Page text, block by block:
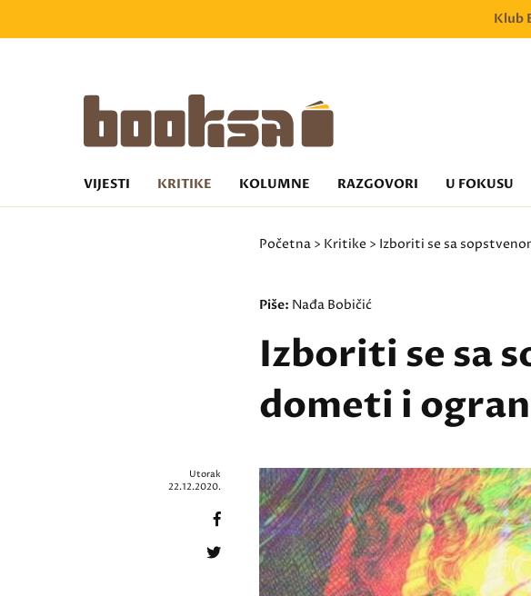
Klub
VIJESTI KRITIKE KOLUMNE RAZGOVORI U FOKUSU
Početna > Kritike > Izboriti se sa
Piše: Nađa Bobičić
Izboriti se sa
dometi i
Utorak
22.12.2020.